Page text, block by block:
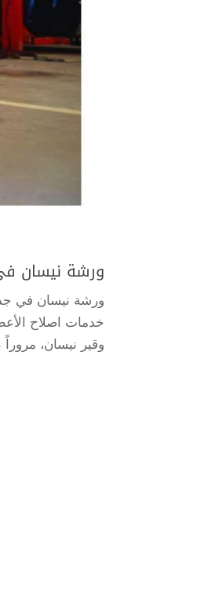
ورشة نيسان
ورشة نيسان في
خدمات اصلاح
وقير نيسان،